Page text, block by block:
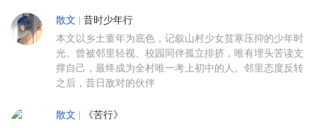
散文 昔时少年行
本文以乡土童年为底色，记叙山村少女贫寒压抑的少年时
光。曾被邻里轻视、校园同伴孤立排挤，唯有埋头苦读支
撑自己，最终成为全村唯一考上初中的人。邻里态度反转
之后，昔日敌对的伙伴
散文 《苦行》